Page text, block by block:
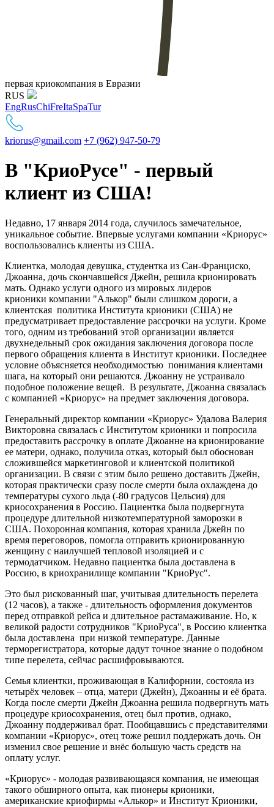
первая криокомпания в Евразии
RUS
EngRusChiFreItaSpaTur
kriorus@gmail.com +7 (962) 947-50-79
В "КриоРусе" - первый
клиент из США!
Недавно, 17 января 2014 года, случилось замечательное,
уникальное событие. Впервые услугами компании «Криорус»
воспользовались клиенты из США.
Клиентка, молодая девушка, студентка из Сан-Франциско,
Джоанна, дочь скончавшейся Джейн, решила крионировать
мать. Однако услуги одного из мировых лидеров
крионики компании "Алькор" были слишком дороги, а
клиентская политика Института крионики (США) не
предусматривает предоставление рассрочки на услуги. Кроме
того, одним из требований этой организации является
двухнедельный срок ожидания заключения договора после
первого обращения клиента в Институт крионики. Последнее
условие объясняется необходимостью понимания клиентами
шага, на который они решаются. Джоанну не устраивало
подобное положение вещей. В результате, Джоанна связалась
с компанией «Криорус» на предмет заключения договора.
Генеральный директор компании «Криорус» Удалова Валерия
Викторовна связалась с Институтом крионики и попросила
предоставить рассрочку в оплате Джоанне на крионирование
ее матери, однако, получила отказ, который был обоснован
сложившейся маркетинговой и клиентской политикой
организации. В связи с этим было решено доставить Джейн,
которая практически сразу после смерти была охлаждена до
температуры сухого льда (-80 градусов Цельсия) для
криосохранения в Россию. Пациентка была подвергнута
процедуре длительной низкотемпературной заморозки в
США. Похоронная компания, которая хранила Джейн по
время переговоров, помогла отправить крионированную
женщину с наилучшей тепловой изоляцией и с
термодатчиком. Недавно пациентка была доставлена в
Россию, в криохранилище компании "КриоРус".
Это был рискованный шаг, учитывая длительность перелета
(12 часов), а также - длительность оформления документов
перед отправкой рейса и длительное растамаживание. Но, к
великой радости сотрудников "КриоРуса", в Россию клиентка
была доставлена при низкой температуре. Данные
терморегистратора, которые дадут точное знание о подобном
типе перелета, сейчас расшифровываются.
Семья клиентки, проживающая в Калифорнии, состояла из
четырёх человек – отца, матери (Джейн), Джоанны и её брата.
Когда после смерти Джейн Джоанна решила подвергнуть мать
процедуре криосохранения, отец был против, однако,
Джоанну поддерживал брат. Пообщавшись с представителями
компании «Криорус», отец тоже решил поддержать дочь. Он
изменил свое решение и внёс большую часть средств на
оплату услуг.
«Криорус» - молодая развивающаяся компания, не имеющая
такого обширного опыта, как пионеры крионики,
американские криофирмы «Алькор» и Институт Крионики,